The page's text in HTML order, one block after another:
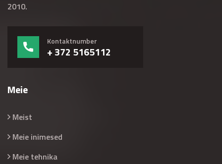
2010.
Kontaktnumber
+ 372 5165112
Meie
Meist
Meie inimesed
Meie tehnika